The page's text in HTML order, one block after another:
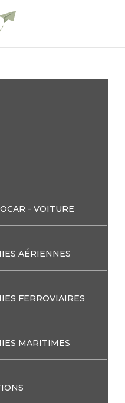
- VOITURE
AÉRIENNES
FERROVIAIRES
MARITIMES